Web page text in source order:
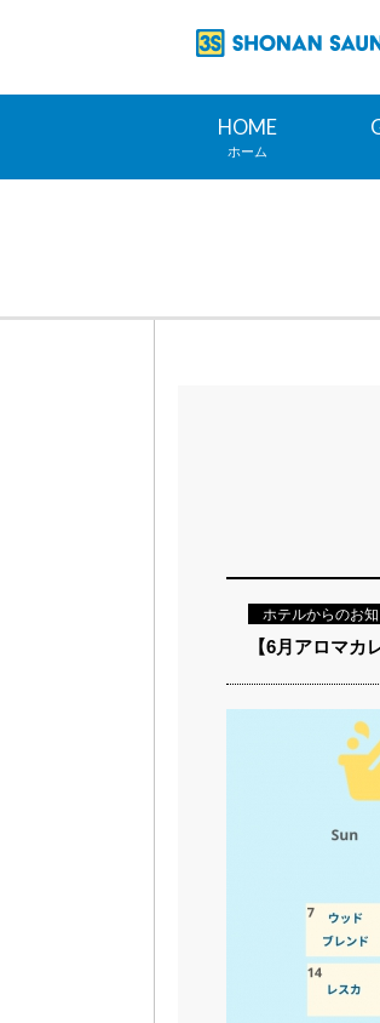
HOME
ホーム
ホテルからのお
【6月アロマカ